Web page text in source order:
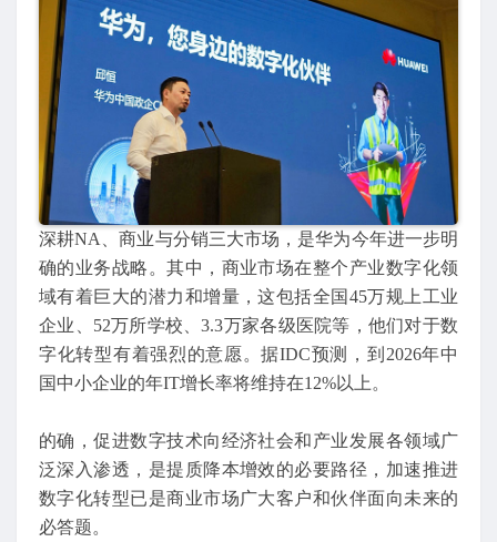
深耕NA、商业与分销三大市场，是华为今年进一步明
确的业务战略。其中，商业市场在整个产业数字化领
域有着巨大的潜力和增量，这包括全国45万规上工业
企业、52万所学校、3.3万家各级医院等，他们对于数
字化转型有着强烈的意愿。据IDC预测，到2026年中
国中小企业的年IT增长率将维持在12%以上。
的确，促进数字技术向经济社会和产业发展各领域广
泛深入渗透，是提质降本增效的必要路径，加速推进
数字化转型已是商业市场广大客户和伙伴面向未来的
必答题。